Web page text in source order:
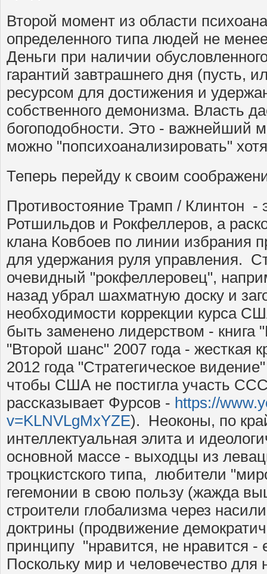
Второй момент из области
определенного типа людей не
Деньги при наличии
гарантий завтрашнего дня (пусть,
ресурсом для достижения и
собственного демонизма. Власть
богоподобности. Это - важнейший
можно "попсихоанализировать"
Теперь перейду к своим
Противостояние Трамп / Клинтон -
Ротшильдов и Рокфеллеров, а
клана Ковбоев по линии избрания
для удержания руля управления.
очевидный "рокфеллеровец",
назад убрал шахматную доску и
необходимости коррекции курса
быть заменено лидерством - книга
"Второй шанс" 2007 года - жесткая
2012 года "Стратегическое
чтобы США не постигла участь
рассказывает Фурсов - https://
v=KLNVLgMxYZE). Неоконы, по
интеллектуальная элита и
основной массе - выходцы из
троцкистского типа, любители
гегемонии в свою пользу (жажда
строители глобализма через
доктрины (продвижение
принципу "нравится, не нравится
Поскольку мир и человечество для